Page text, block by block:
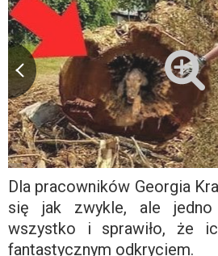
Dla pracowników Georgia
się jak zwykle, ale jedno
wszystko i sprawiło, że
fantastycznym odkryciem.